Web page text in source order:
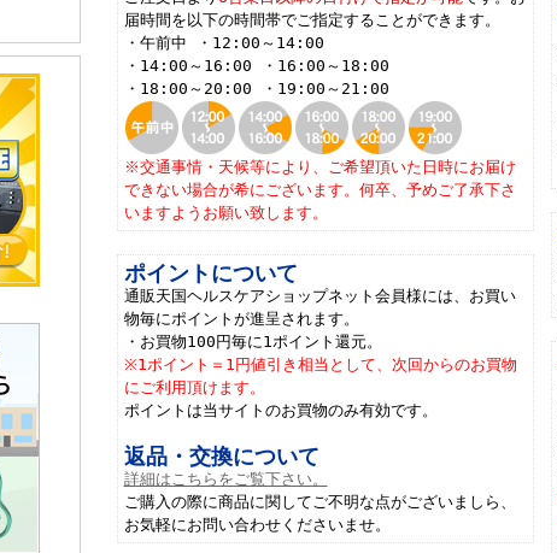
届時間を以下の時間帯でご指定することができます。
・午前中 ・12:00～14:00
・14:00～16:00 ・16:00～18:00
・18:00～20:00 ・19:00～21:00
※交通事情・天候等により、ご希望頂いた日時にお届け
できない場合が希にございます。何卒、予めご了承下さ
いますようお願い致します。
ポイントについて
通販天国ヘルスケアショップネット会員様には、お買い
物毎にポイントが進呈されます。
・お買物100円毎に1ポイント還元。
※1ポイント＝1円値引き相当として、次回からのお買物
にご利用頂けます。
ポイントは当サイトのお買物のみ有効です。
返品・交換について
詳細はこちらをご覧下さい。
ご購入の際に商品に関してご不明な点がございましら、
お気軽にお問い合わせくださいませ。